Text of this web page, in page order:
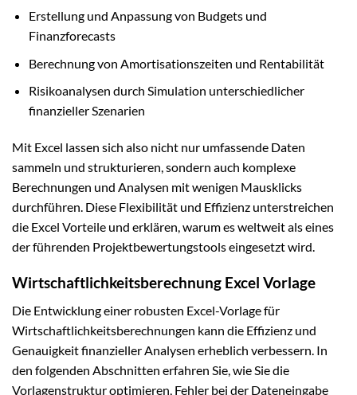
Erstellung und Anpassung von Budgets und
Finanzforecasts
Berechnung von Amortisationszeiten und Rentabilität
Risikoanalysen durch Simulation unterschiedlicher
finanzieller Szenarien
Mit Excel lassen sich also nicht nur umfassende Daten
sammeln und strukturieren, sondern auch komplexe
Berechnungen und Analysen mit wenigen Mausklicks
durchführen. Diese Flexibilität und Effizienz unterstreichen
die Excel Vorteile und erklären, warum es weltweit als eines
der führenden Projektbewertungstools eingesetzt wird.
Wirtschaftlichkeitsberechnung Excel Vorlage
Die Entwicklung einer robusten Excel-Vorlage für
Wirtschaftlichkeitsberechnungen kann die Effizienz und
Genauigkeit finanzieller Analysen erheblich verbessern. In
den folgenden Abschnitten erfahren Sie, wie Sie die
Vorlagenstruktur optimieren, Fehler bei der Dateneingabe